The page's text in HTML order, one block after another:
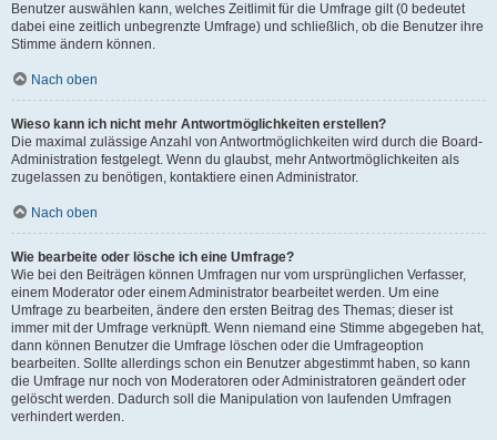
Benutzer auswählen kann, welches Zeitlimit für die Umfrage gilt (0 bedeutet
dabei eine zeitlich unbegrenzte Umfrage) und schließlich, ob die Benutzer ihre
Stimme ändern können.
Nach oben
Wieso kann ich nicht mehr Antwortmöglichkeiten erstellen?
Die maximal zulässige Anzahl von Antwortmöglichkeiten wird durch die Board-
Administration festgelegt. Wenn du glaubst, mehr Antwortmöglichkeiten als
zugelassen zu benötigen, kontaktiere einen Administrator.
Nach oben
Wie bearbeite oder lösche ich eine Umfrage?
Wie bei den Beiträgen können Umfragen nur vom ursprünglichen Verfasser,
einem Moderator oder einem Administrator bearbeitet werden. Um eine
Umfrage zu bearbeiten, ändere den ersten Beitrag des Themas; dieser ist
immer mit der Umfrage verknüpft. Wenn niemand eine Stimme abgegeben hat,
dann können Benutzer die Umfrage löschen oder die Umfrageoption
bearbeiten. Sollte allerdings schon ein Benutzer abgestimmt haben, so kann
die Umfrage nur noch von Moderatoren oder Administratoren geändert oder
gelöscht werden. Dadurch soll die Manipulation von laufenden Umfragen
verhindert werden.